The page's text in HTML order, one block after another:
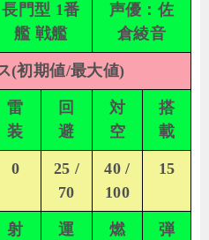
長門型 1番
艦 戦艦
声優：佐
倉綾音
(初期値/最大値)
雷
装
回
避
対
空
搭
載
0
25 /
70
40 /
100
15
射
運
燃
弾